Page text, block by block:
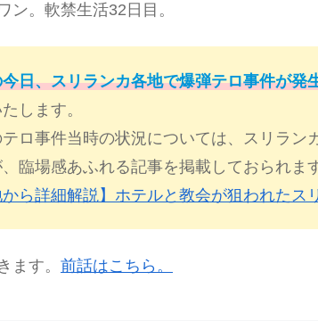
ン。軟禁生活32日目。
日、スリランカ各地で爆弾テロ事件が発
します。
ロ事件当時の状況については、スリラン
臨場感あふれる記事を掲載しておられま
から詳細解説】ホテルと教会が狙われたス
ます。 前話はこちら。